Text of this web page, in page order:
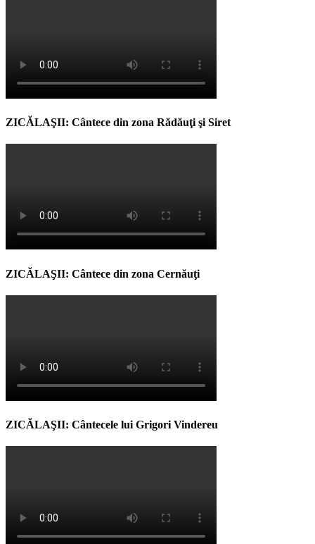
ZICĂLAŞII: Cântece din zona Rădăuţi şi Siret
ZICĂLAŞII: Cântece din zona Cernăuţi
ZICĂLAŞII: Cântecele lui Grigori Vindereu